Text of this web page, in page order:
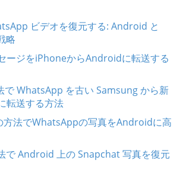
ビデオを復元する: Android と
略
ージをiPhoneからAndroidに転送する
で WhatsApp を古い Samsung から新
転送する方法
方法でWhatsAppの写真をAndroidに高
で Android 上の Snapchat 写真を復元